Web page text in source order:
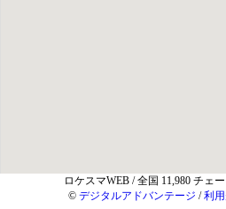
ロケスマWEB / 全国 11,980 チェ
© デジタルアドバンテージ /利